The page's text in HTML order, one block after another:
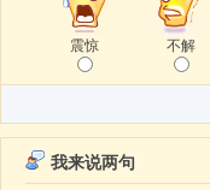
震惊 不解